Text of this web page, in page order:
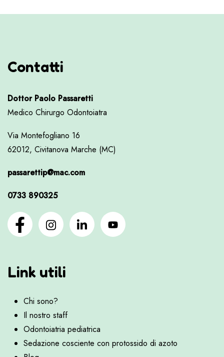
Contatti
Dottor Paolo Passaretti
Medico Chirurgo Odontoiatra
Via Montefogliano 16
62012, Civitanova Marche (MC)
passarettip@mac.com
0733 890325
Link utili
Chi sono?
Il nostro staff
Odontoiatria pediatrica
Sedazione cosciente con protossido di azoto